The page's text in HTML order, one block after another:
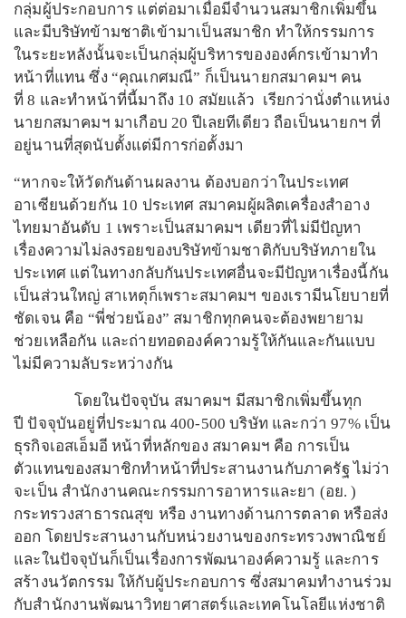
กลุ่มผู้ประกอบการ แต่ต่อมาเมื่อมีจำนวนสมาชิกเพิ่มขึ้น
และมีบริษัทข้ามชาติเข้ามาเป็นสมาชิก ทำให้กรรมการ
ในระยะหลังนั้นจะเป็นกลุ่มผู้บริหารขององค์กรเข้ามาทำ
หน้าที่แทน ซึ่ง “คุณเกศมณี” ก็เป็นนายกสมาคมฯ คน
ที่ 8 และทำหน้าที่นี้มาถึง 10 สมัยแล้ว เรียกว่านั่งตำแหน่ง
นายกสมาคมฯ มาเกือบ 20 ปีเลยทีเดียว ถือเป็นนายกฯ ที่
อยู่นานที่สุดนับตั้งแต่มีการก่อตั้งมา
“หากจะให้วัดกันด้านผลงาน ต้องบอกว่าในประเทศ
อาเซียนด้วยกัน 10 ประเทศ สมาคมผู้ผลิตเครื่องสำอาง
ไทยมาอันดับ 1 เพราะเป็นสมาคมฯ เดียวที่ไม่มีปัญหา
เรื่องความไม่ลงรอยของบริษัทข้ามชาติกับบริษัทภายใน
ประเทศ แต่ในทางกลับกันประเทศอื่นจะมีปัญหาเรื่องนี้กัน
เป็นส่วนใหญ่ สาเหตุก็เพราะสมาคมฯ ของเรามีนโยบายที่
ชัดเจน คือ “พี่ช่วยน้อง” สมาชิกทุกคนจะต้องพยายาม
ช่วยเหลือกัน และถ่ายทอดองค์ความรู้ให้กันและกันแบบ
ไม่มีความลับระหว่างกัน
โดยในปัจจุบัน สมาคมฯ มีสมาชิกเพิ่มขึ้นทุก
ปี ปัจจุบันอยู่ที่ประมาณ 400-500 บริษัท และกว่า 97% เป็น
ธุรกิจเอสเอ็มอี หน้าที่หลักของ สมาคมฯ คือ การเป็น
ตัวแทนของสมาชิกทำหน้าที่ประสานงานกับภาครัฐ ไม่ว่า
จะเป็น สำนักงานคณะกรรมการอาหารและยา (อย. )
กระทรวงสาธารณสุข หรือ งานทางด้านการตลาด หรือส่ง
ออก โดยประสานงานกับหน่วยงานของกระทรวงพาณิชย์
และในปัจจุบันก็เป็นเรื่องการพัฒนาองค์ความรู้ และการ
สร้างนวัตกรรม ให้กับผู้ประกอบการ ซึ่งสมาคมทำงานร่วม
กับสำนักงานพัฒนาวิทยาศาสตร์และเทคโนโลยีแห่งชาติ